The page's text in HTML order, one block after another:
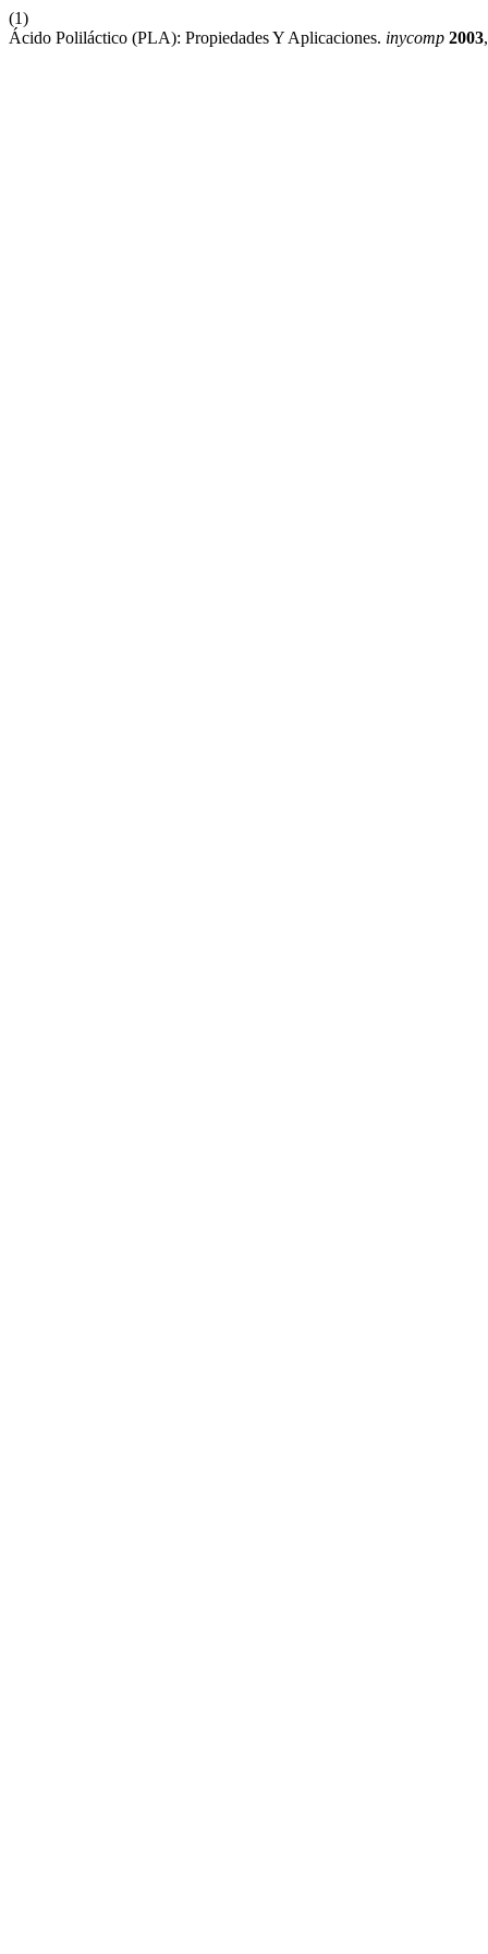
(1)
Ácido Poliláctico (PLA): Propiedades Y Aplicaciones. inycomp 2003